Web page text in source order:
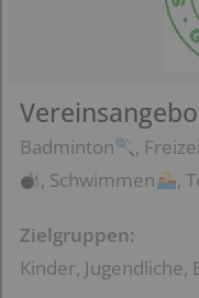
Badminton ,
, Schwimmen
,
Zielgruppen:
Kinder, Jugendliche,